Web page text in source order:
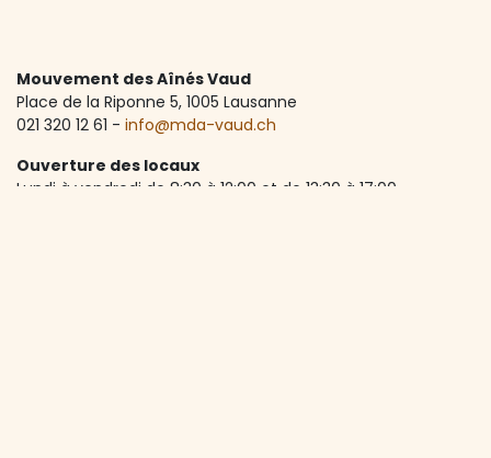
Mouvement des Aînés Vaud
Place de la Riponne 5, ​1005 Lausanne
021 320 12 61 - info@mda-vaud.ch
Ouverture des locaux
Lundi à vendredi de 8:30 à 12:00 et de 13:30 à 17:00